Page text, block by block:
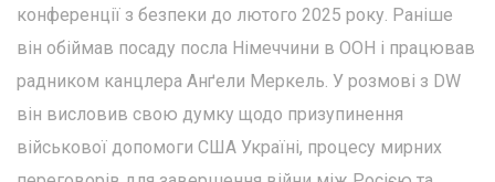
конференції з безпеки до лютого 2025 року. Раніше
він обіймав посаду посла Німеччини в ООН і працював
радником канцлера Анґели Меркель. У розмові з DW
він висловив свою думку щодо призупинення
військової допомоги США Україні, процесу мирних